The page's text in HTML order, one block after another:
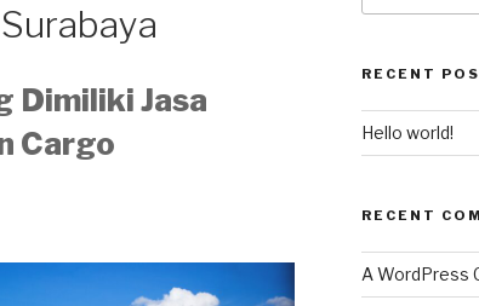
Dimiliki Jasa
Cargo
RECENT
Hello world!
RECENT
A WordPress